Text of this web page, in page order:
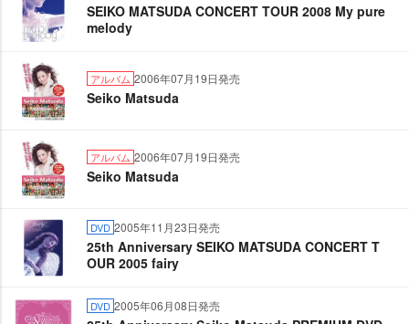
SEIKO MATSUDA CONCERT TOUR 2008 My pure
melody
アルバム 2006年07月19日発売
Seiko Matsuda
アルバム 2006年07月19日発売
Seiko Matsuda
DVD 2005年11月23日発売
25th Anniversary SEIKO MATSUDA CONCERT T
OUR 2005 fairy
DVD 2005年06月08日発売